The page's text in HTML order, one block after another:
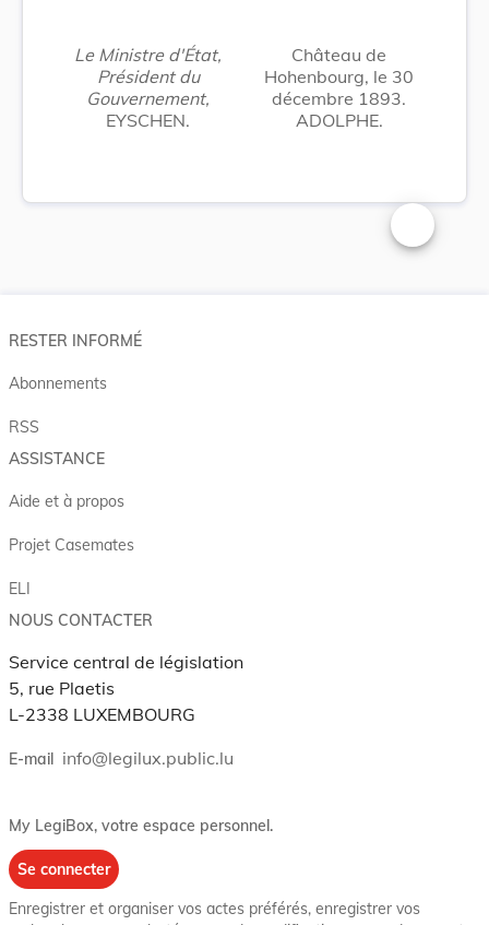
Le Ministre d'État,
Président du
Gouvernement,
EYSCHEN.
Château de
Hohenbourg, le 30
décembre 1893.
ADOLPHE.
Changer la
RESTER INFORMÉ
Abonnements
RSS
ASSISTANCE
Aide et à propos
Projet Casemates
ELI
NOUS CONTACTER
Service central de législation
5, rue Plaetis
L-2338 LUXEMBOURG
E-mail info@legilux.public.lu
My LegiBox, votre espace personnel.
Se connecter
Enregistrer et organiser vos actes préférés, enregistrer vos